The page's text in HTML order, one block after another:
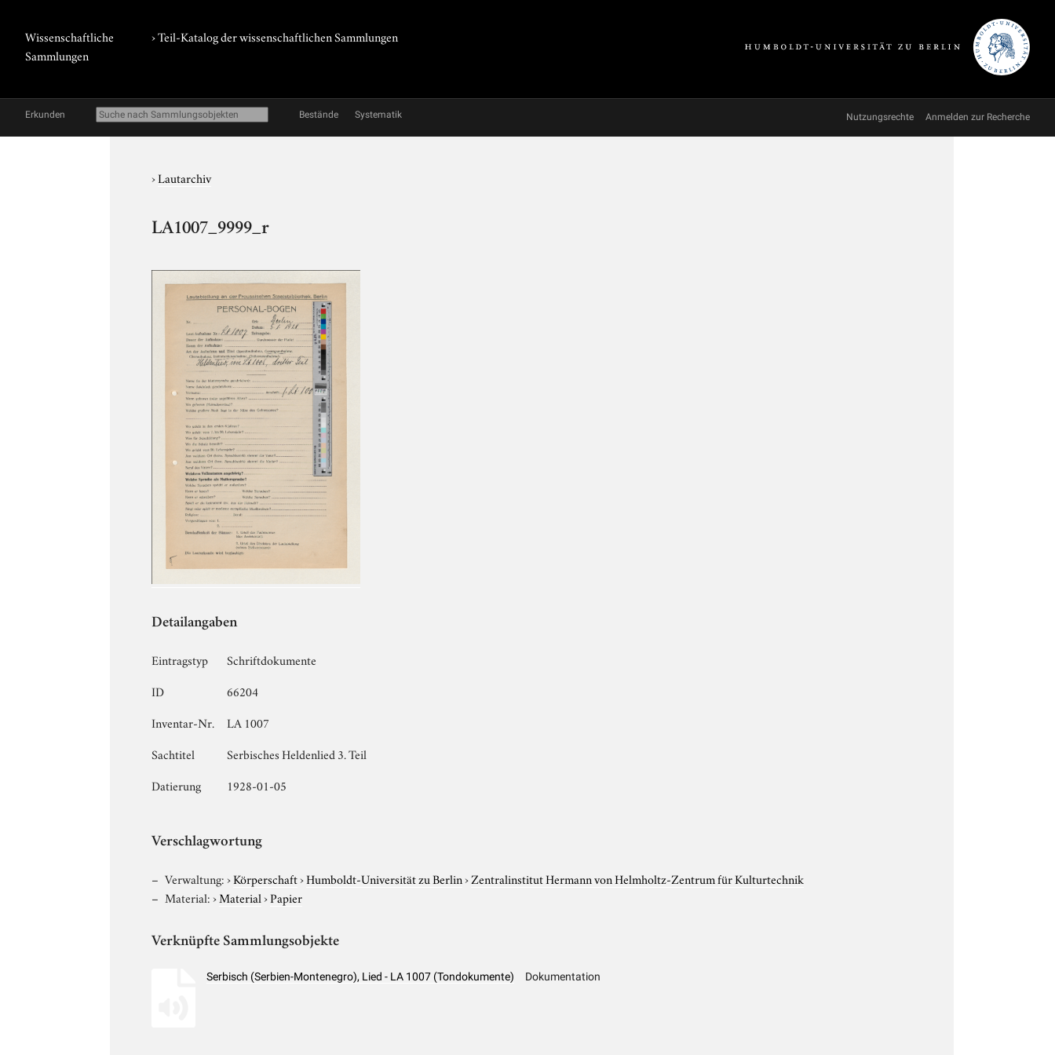
Wissenschaftliche
Sammlungen
› Teil-Katalog der wissenschaftlichen Sammlungen
Erkunden Bestände Systematik Nutzungsrechte Anmelden zur Recherche
›Lautarchiv
LA1007_9999_r
Detailangaben
Eintragstyp
Schriftdokumente
ID
66204
Inventar-Nr.
LA 1007
Sachtitel
Serbisches Heldenlied 3. Teil
Datierung
1928-01-05
Verschlagwortung
Verwaltung:›Körperschaft›Humboldt-Universität zu Berlin›Zentralinstitut Hermann von Helmholtz-Zentrum für Kulturtechnik
Material:›Material›Papier
Verknüpfte Sammlungsobjekte
Serbisch (Serbien-Montenegro), Lied - LA 1007 (Tondokumente) Dokumentation